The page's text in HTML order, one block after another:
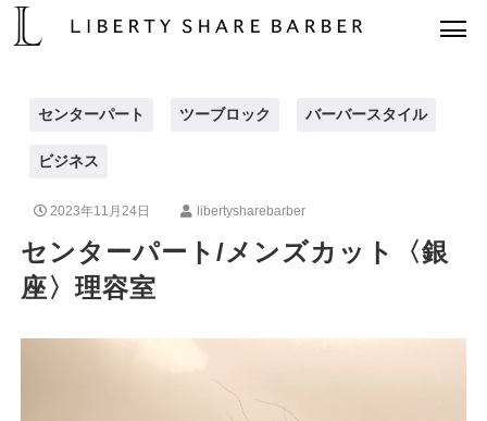
センターパート ツーブロック バーバースタイル
ビジネス
2023年11月24日 libertysharebarber
センターパート/メンズカット〈銀
座〉理容室